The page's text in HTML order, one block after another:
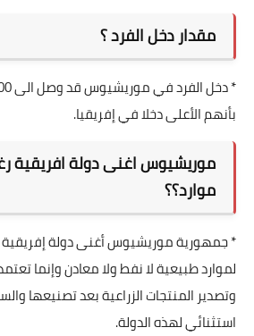
مقدار دخل الفرد ؟
بأنهم الأعلى دخلا في إفريقيا.
موريشيوس اغنى دولة افريقية
موارد؟؟
* جمهورية موريشيوس أغنى دولة
لموارد طبيعية لا نفط ولا معادن وإنما
وتصدير المنتجات الزراعية بعد تصنيعها
استثنائي لهذه الدولة.